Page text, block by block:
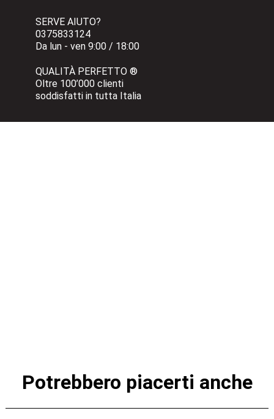
SERVE AIUTO?
0375833124
Da lun - ven 9:00 / 18:00
QUALITÀ PERFETTO ®
Oltre 100’000 clienti
soddisfatti in tutta Italia
Potrebbero piacerti anche